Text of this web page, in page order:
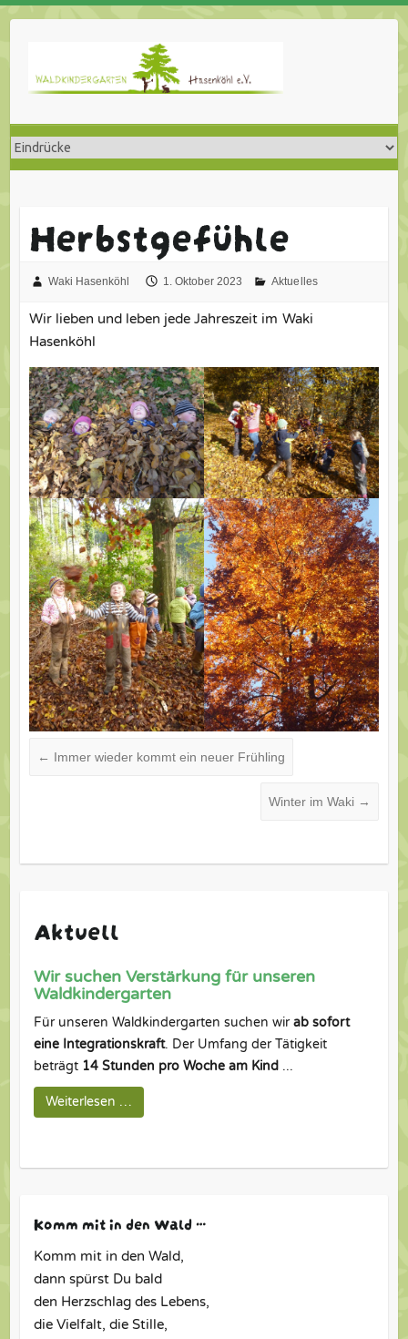
Herbstgefühle
Waki Hasenköhl 1. Oktober 2023 Aktuelles
Wir lieben und leben jede Jahreszeit im Waki
Hasenköhl
← Immer wieder kommt ein neuer Frühling
Winter im Waki →
Aktuell
Wir suchen Verstärkung für unseren
Waldkindergarten
Für unseren Waldkindergarten suchen wirab sofort
eine Integrationskraft. Der Umfang der Tätigkeit
beträgt 14 Stunden pro Woche am Kind ...
Weiterlesen …
Komm mit in den Wald …
Komm mit in den Wald,
dann spürst Du bald
den Herzschlag des Lebens,
die Vielfalt, die Stille,